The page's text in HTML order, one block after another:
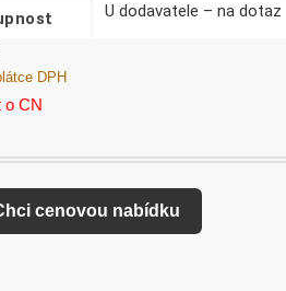
U dodavatele – na dotaz
DPH
o CN
cenovou nabídku